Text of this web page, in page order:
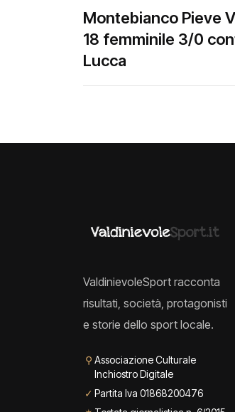
Montebianco Pieve
18 femminile 3/0
Lucca
ValdinievoleSport racconta
risultati, società, protagonisti
e storie dello sport locale.
⚲ Associazione Culturale
Inchiostro Digitale
✓ Partita Iva 01868200476